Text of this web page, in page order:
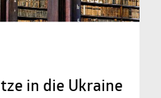
in die Ukraine